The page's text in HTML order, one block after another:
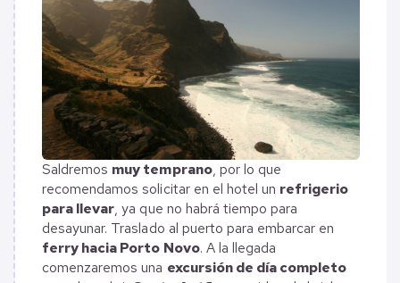
Saldremos muy temprano, por lo que
recomendamos solicitar en el hotel un refrigerio
para llevar, ya que no habrá tiempo para
desayunar. Traslado al puerto para embarcar en
ferry hacia Porto Novo. A la llegada
comenzaremos una excursión de día completo